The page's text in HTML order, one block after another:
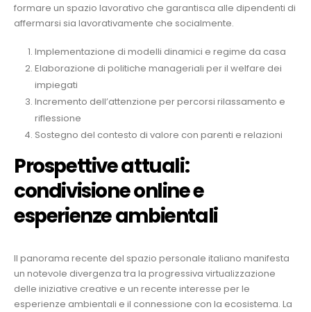
formare un spazio lavorativo che garantisca alle dipendenti di
affermarsi sia lavorativamente che socialmente.
Implementazione di modelli dinamici e regime da casa
Elaborazione di politiche manageriali per il welfare dei
impiegati
Incremento dell’attenzione per percorsi rilassamento e
riflessione
Sostegno del contesto di valore con parenti e relazioni
Prospettive attuali:
condivisione online e
esperienze ambientali
Il panorama recente del spazio personale italiano manifesta
un notevole divergenza tra la progressiva virtualizzazione
delle iniziative creative e un recente interesse per le
esperienze ambientali e il connessione con la ecosistema. La